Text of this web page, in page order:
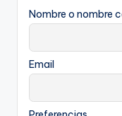
Nombre o nombre
Email